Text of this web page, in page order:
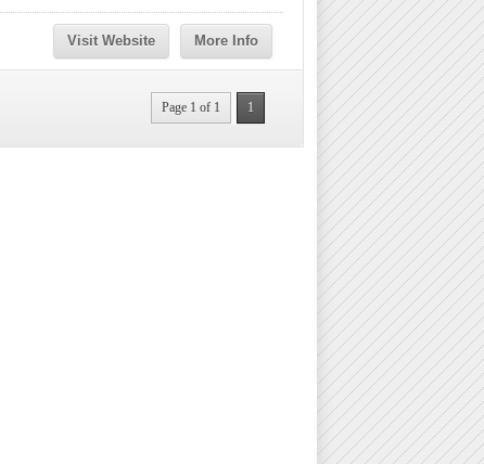
More Info
Visit Website
Page 1 of 1 1